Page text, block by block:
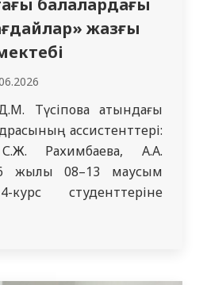
жазғы
Түсіпова атындағы
ассистенттері:
Рахимбаева, А.А.
жылы 08–13 маусым
студенттеріне
педиатрияның өзекті